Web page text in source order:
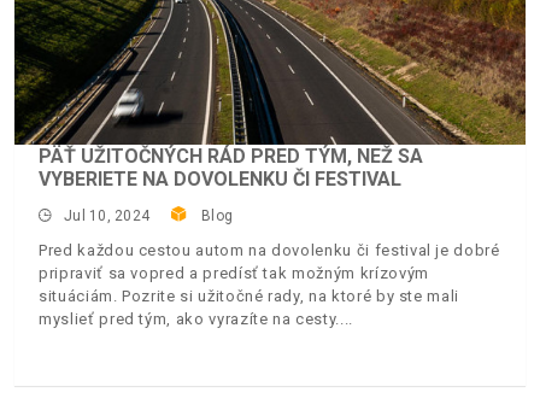
PÄŤ UŽITOČNÝCH RÁD PRED TÝM, NEŽ SA
VYBERIETE NA DOVOLENKU ČI FESTIVAL
Jul 10, 2024 Blog
Pred každou cestou autom na dovolenku či festival je dobré
pripraviť sa vopred a predísť tak možným krízovým
situáciám. Pozrite si užitočné rady, na ktoré by ste mali
myslieť pred tým, ako vyrazíte na cesty.